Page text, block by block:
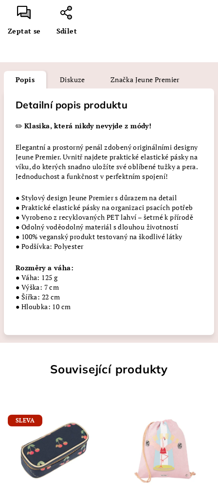
Zeptat se Sdílet
Popis Diskuze Značka Jeune Premier
Detailní popis produktu
✏️ Klasika, která nikdy nevyjde z módy!
Elegantní a prostorný penál zdobený originálními designy
Jeune Premier. Uvnitř najdete praktické elastické pásky na
víku, do kterých snadno uložíte své oblíbené tužky a pera.
Jednoduchost a funkčnost v perfektním spojení!
● Stylový design Jeune Premier s důrazem na detail
● Praktické elastické pásky na organizaci psacích potřeb
● Vyrobeno z recyklovaných PET lahví – šetrné k přírodě
● Odolný voděodolný materiál s dlouhou životností
● 100% veganský produkt testovaný na škodlivé látky
● Podšívka: Polyester
Rozměry a váha:
● Váha: 125 g
● Výška: 7 cm
● Šířka: 22 cm
● Hloubka: 10 cm
Související produkty
SLEVA